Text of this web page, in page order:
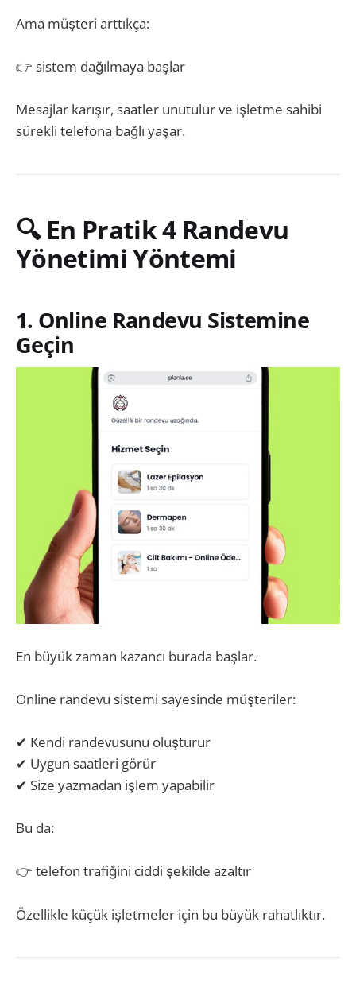
Ama müşteri arttıkça:
👉 sistem dağılmaya başlar
Mesajlar karışır, saatler unutulur ve işletme sahibi
sürekli telefona bağlı yaşar.
🔍 En Pratik 4 Randevu
Yönetimi Yöntemi
1. Online Randevu Sistemine
Geçin
En büyük zaman kazancı burada başlar.
Online randevu sistemi sayesinde müşteriler:
✔ Kendi randevusunu oluşturur
✔ Uygun saatleri görür
✔ Size yazmadan işlem yapabilir
Bu da:
👉 telefon trafiğini ciddi şekilde azaltır
Özellikle küçük işletmeler için bu büyük rahatlıktır.